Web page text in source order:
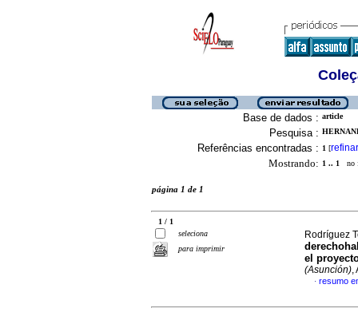
Base de dados : article
Pesquisa :
Referências encontradas : 1 [refinar
Mostrando: 1 .. 1 no
página 1 de 1
1 / 1
seleciona
para imprimir
Rodríguez
el
(Asunción),
· resumo